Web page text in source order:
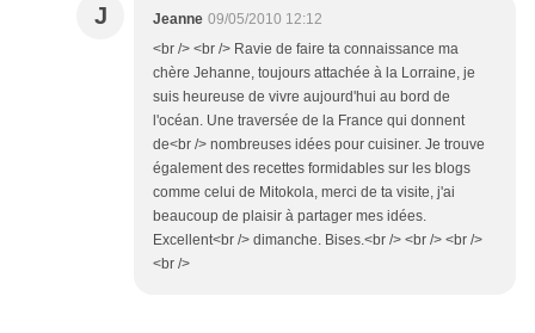
J Jeanne 09/05/2010 12:12
<br /> <br /> Ravie de faire ta connaissance ma
chère Jehanne, toujours attachée à la Lorraine, je
suis heureuse de vivre aujourd'hui au bord de
l'océan. Une traversée de la France qui donnent
de<br /> nombreuses idées pour cuisiner. Je trouve
également des recettes formidables sur les blogs
comme celui de Mitokola, merci de ta visite, j'ai
beaucoup de plaisir à partager mes idées.
Excellent<br /> dimanche. Bises.<br /> <br /> <br />
<br />